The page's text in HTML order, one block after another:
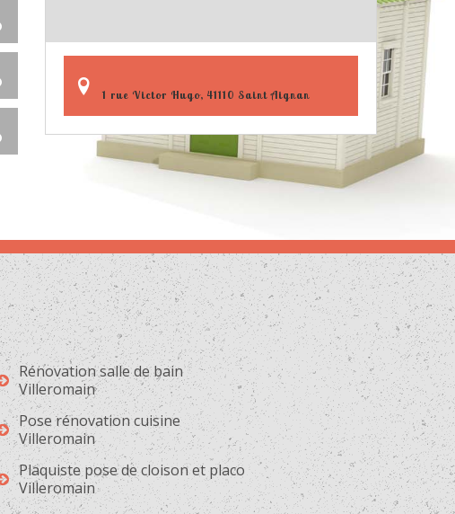
1 rue Victor Hugo, 41110 Saint Aignan
Rénovation salle de bain
Villeromain
Pose rénovation cuisine
Villeromain
Plaquiste pose de cloison et placo
Villeromain